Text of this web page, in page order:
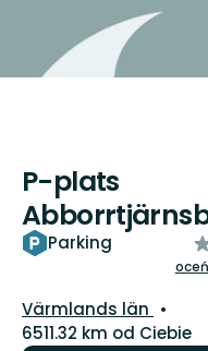
P-plats
Parking
z
5
Województwo:
Värmlands län
6511.32 km od Ciebie